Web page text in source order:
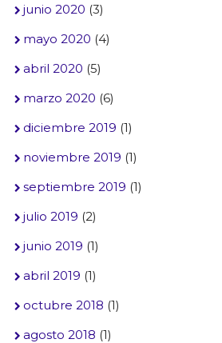
junio 2020 (3)
mayo 2020 (4)
abril 2020 (5)
marzo 2020 (6)
diciembre 2019 (1)
noviembre 2019 (1)
septiembre 2019 (1)
julio 2019 (2)
junio 2019 (1)
abril 2019 (1)
octubre 2018 (1)
agosto 2018 (1)